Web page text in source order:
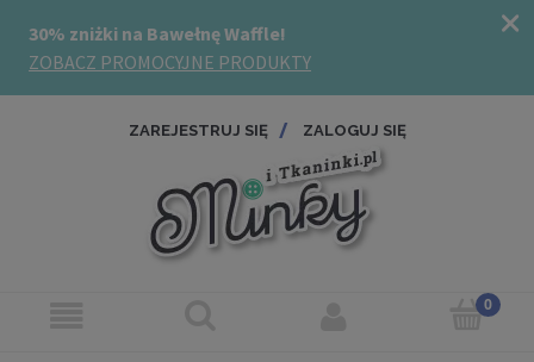
ZAREJESTRUJ SIĘ ZALOGUJ SIĘ